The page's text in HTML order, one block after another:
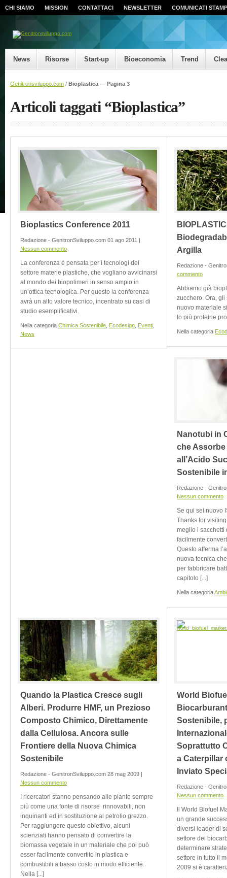
CHI SIAMO MISSION CONTATTACI NEWSLETTER COMUNICATI
News Risorse Start-up Bioeconomia Trend
Genitronsviluppo.com / Bioplastica — Pagina 3
Articoli taggati “Bioplastica”
Bioplastics Conference 2011
Redazione - GenitronSviluppo.com 01 ago 2011 |
Nessun commento
La conferenza è pensata per i tecnologi del
settore materie plastiche, che vogliano avvicinarsi
al mondo dei biopolimeri in senso ampio in
un’ottica tecnologica. Per questo la conferenza
avrà un alto valore tecnico, incentrato su casi di
studio esemplificativi.
Nella categoria Chimica Sostenibile Ecodesign Eventi
News
Argilla
Redazione -
commento
Abbiamo già
zucchero. Ora,
nuovo materiale
lo più proteine
Nella categoria
Nanotubi in
che Assorbe
all’Acido
Sostenibile
Redazione -
Nessun commento
Se qui sei nuovo
Thanks for
meglio i sacchetti
facilmente
Questo afferma
nuova tecnica
per fabbricare
capitolo [...]
Nella categoria
Quando la Plastica Cresce sugli
Alberi. Produrre HMF, un Prezioso
Composto Chimico, Direttamente
dalla Cellulosa. Ancora sulle
Frontiere della Nuova Chimica
Sostenibile
Redazione - GenitronSviluppo.com 28 mag 2009 |
Nessun commento
I ricercatori stanno pensando alle piante sempre
più come una fonte di risorse rinnovabili, non
inquinanti ed in sostituzione al petrolio grezzo.
Per raggiungere questo obiettivo, alcuni
scienziati hanno pensato di convertire la
biomassa vegetale in un materiale che poi può
esser facilmente convertito in plastica e
combustibili a basso costo in modo efficiente.
Nella [...]
World
Sostenibile,
Soprattutto
a Caterpillar
Inviato
Redazione -
Nessun commento
Il World Biofuel
un grande
diversi leader di
settore dei
determinare
settore in tutto il
2009 si è